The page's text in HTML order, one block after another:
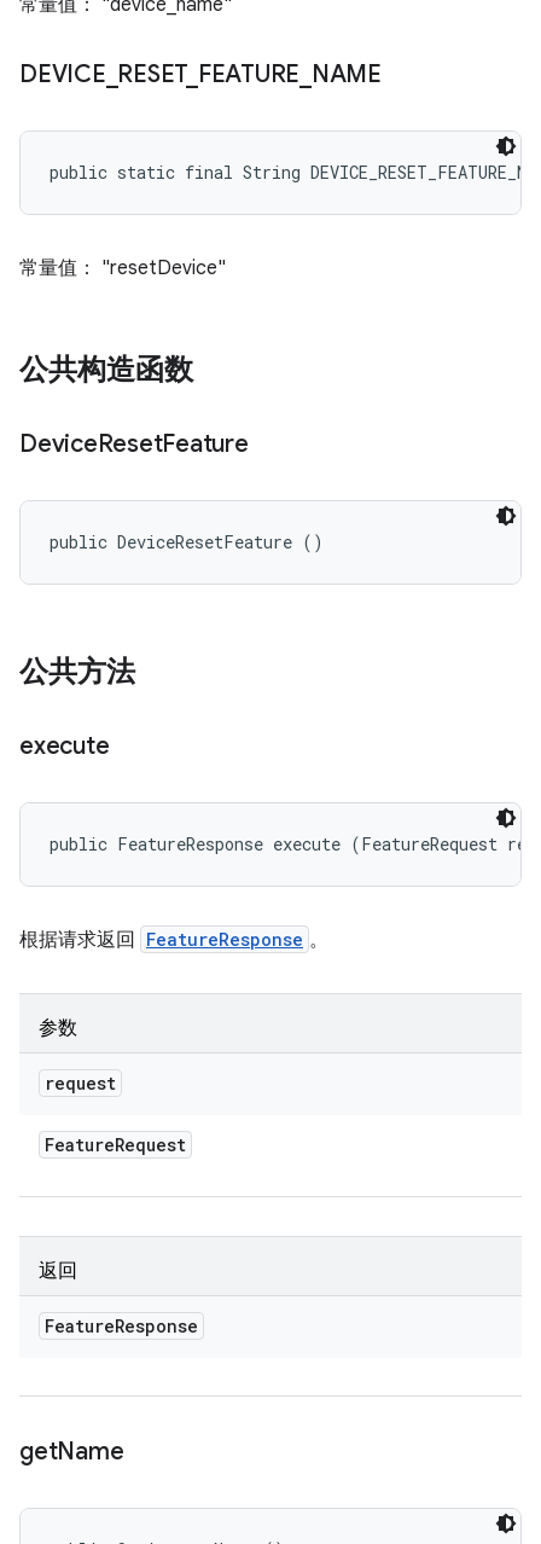
常量值： "device_name"
DEVICE RESET_ FEATURE NAME
public static final String
常量值： "resetDevice"
公共构造函数
DeviceResetFeature
public DeviceResetFeature ()
公共方法
execute
public FeatureResponse execute (FeatureRequest
根据请求返回 FeatureResponse 。
参数
request
FeatureRequest
返回
FeatureResponse
getName